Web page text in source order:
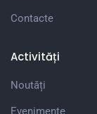
Contacte
Activități
Noutăți
Evenimente